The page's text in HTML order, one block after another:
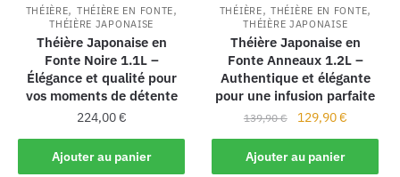
THÉIÈRE, THÉIÈRE EN FONTE,
THÉIÈRE JAPONAISE
Théière Japonaise en
Fonte Noire 1.1L –
Élégance et qualité pour
vos moments de détente
224,00€
Ajouter au panier
THÉIÈRE,THÉIÈRE EN FONTE,
THÉIÈRE JAPONAISE
Théière Japonaise en
Fonte Anneaux 1.2L –
Authentique et élégante
pour une infusion parfaite
139,90€ 129,90€
Ajouter au panier